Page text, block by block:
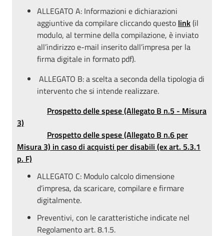
ALLEGATO A: Informazioni e dichiarazioni
aggiuntive da compilare cliccando questo link(il
modulo, al termine della compilazione, è inviato
all’indirizzo e-mail inserito dall’impresa per la
firma digitale in formato pdf).
ALLEGATO B: a scelta a seconda della tipologia di
intervento che si intende realizzare.
Prospetto delle spese (Allegato B n.5 - Misura
3)
Prospetto delle spese (Allegato B n.6 per
Misura 3) in caso di acquisti per disabili (ex art. 5.3.1
p. F)
ALLEGATO C: Modulo calcolo dimensione
d’impresa, da scaricare, compilare e firmare
digitalmente.
Preventivi, con le caratteristiche indicate nel
Regolamento art. 8.1.5.